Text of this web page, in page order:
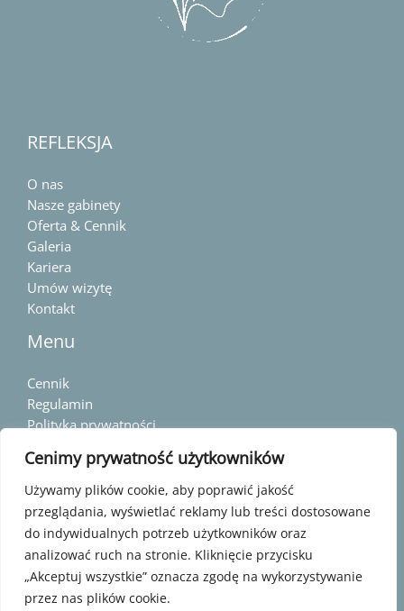
Cenimy prywatność użytkowników
Używamy plików cookie, aby poprawić jakość
przeglądania, wyświetlać reklamy lub treści dostosowane
do indywidualnych potrzeb użytkowników oraz
analizować ruch na stronie. Kliknięcie przycisku
„Akceptuj wszystkie” oznacza zgodę na wykorzystywanie
przez nas plików cookie.
REFLEKSJA
O nas
Nasze gabinety
Oferta & Cennik
Galeria
Kariera
Umów wizytę
Kontakt
Menu
Cennik
Regulamin
Polityka prywatności
+48 574 406 638
Pszczyna ul. Wiśniowa 1a/10
Żory ul. Osińska 80/9